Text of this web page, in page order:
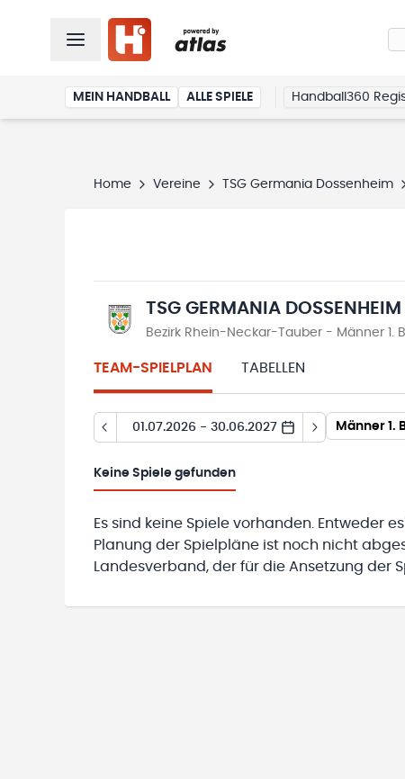
MEIN HANDBALL ALLE SPIELE Handball360
Home Vereine TSG Germania Dossenheim
TSG GERMANIA DOSSENHEIM
Bezirk Rhein-Neckar-Tauber - Männer 1.
TEAM-SPIELPLAN TABELLEN
01.07.2026 - 30.06.2027 Männer 1.
Keine Spiele gefunden
Es sind keine Spiele vorhanden. Entweder
Planung der Spielpläne ist noch nicht
Landesverband, der für die Ansetzung der